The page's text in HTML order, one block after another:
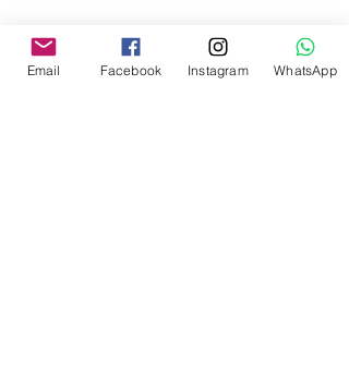
Email Facebook Instagram WhatsApp